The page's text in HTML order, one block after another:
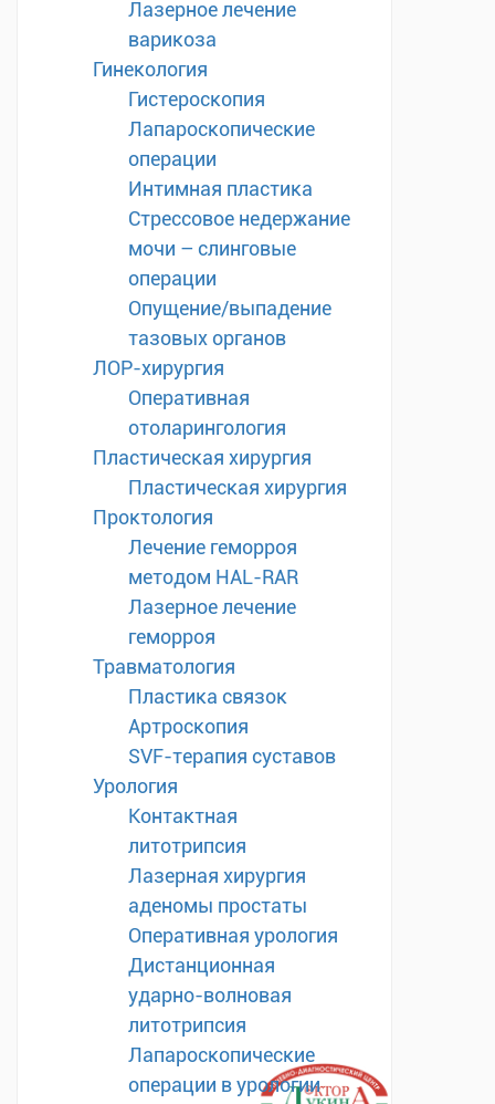
Лазерное лечение
варикоза
Гинекология
Гистероскопия
Лапароскопические
операции
Интимная пластика
Стрессовое недержание
мочи – слинговые
операции
Опущение/выпадение
тазовых органов
ЛОР-хирургия
Оперативная
отоларингология
Пластическая хирургия
Пластическая хирургия
Проктология
Лечение геморроя
методом HAL-RAR
Лазерное лечение
геморроя
Травматология
Пластика связок
Артроскопия
SVF-терапия суставов
Урология
Контактная
литотрипсия
Лазерная хирургия
аденомы простаты
Оперативная урология
Дистанционная
ударно-волновая
литотрипсия
Лапароскопические
операции в урологии